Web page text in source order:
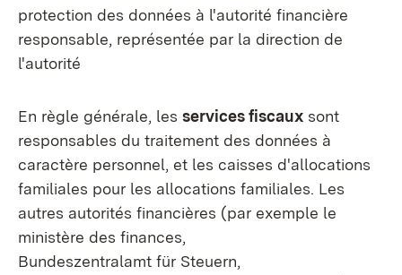
protection des données à l'autorité financière
responsable, représentée par la direction de
l'autorité
En règle générale, les services fiscaux sont
responsables du traitement des données à
caractère personnel, et les caisses d'allocations
familiales pour les allocations familiales. Les
autres autorités financières (par exemple le
ministère des finances,
Bundeszentralamt für Steuern,